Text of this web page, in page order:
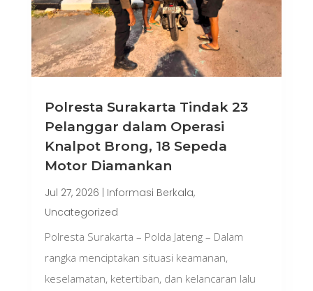
Polresta Surakarta Tindak 23
Pelanggar dalam Operasi
Knalpot Brong, 18 Sepeda
Motor Diamankan
Jul 27, 2026 | Informasi Berkala,
Uncategorized
Polresta Surakarta – Polda Jateng – Dalam
rangka menciptakan situasi keamanan,
keselamatan, ketertiban, dan kelancaran lalu